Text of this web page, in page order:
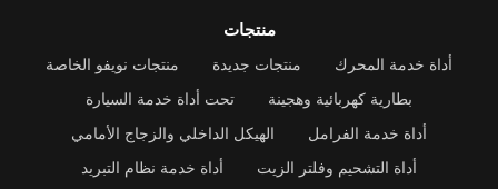
منتجات
منتجات نويفو الخاصة منتجات جديدة
أداة خدمة المحرك
تحت أداة خدمة السيارة
بطارية كهربائية وهجينة
الهيكل الداخلي والزجاج الأمامي
أداة خدمة الفرامل
أداة خدمة نظام التبريد
أداة التشحيم وفلتر الزيت